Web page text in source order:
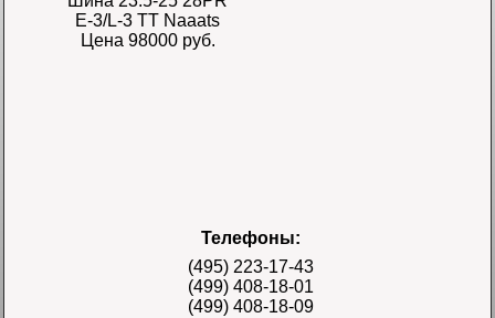
E-3/L-3 TT Naaats
Цена 98000 руб.
E-3/L-3 TT Naaats
Цена 48000 руб.
Телефоны:
(495) 223-17-43
(499) 408-18-01
(499) 408-18-09